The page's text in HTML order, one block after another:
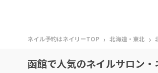
ネイル予約はネイリーTOP › 北海道・東北 ›
函館で人気のネイルサロン・